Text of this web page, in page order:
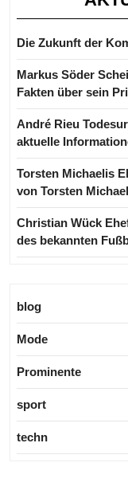
Die Zukunft der
Markus Söder
Fakten über sein
André Rieu
aktuelle
Torsten Michaelis
von Torsten
Christian Wück
des bekannten
blog
Mode
Prominente
sport
techn